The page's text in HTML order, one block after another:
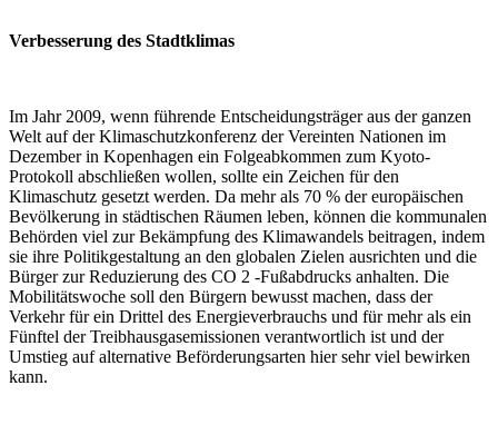
Verbesserung des Stadtklimas
Im Jahr 2009, wenn führende Entscheidungsträger aus der ganzen
Welt auf der Klimaschutzkonferenz der Vereinten Nationen im
Dezember in Kopenhagen ein Folgeabkommen zum Kyoto-
Protokoll abschließen wollen, sollte ein Zeichen für den
Klimaschutz gesetzt werden. Da mehr als 70 % der europäischen
Bevölkerung in städtischen Räumen leben, können die kommunalen
Behörden viel zur Bekämpfung des Klimawandels beitragen, indem
sie ihre Politikgestaltung an den globalen Zielen ausrichten und die
Bürger zur Reduzierung des CO 2 -Fußabdrucks anhalten. Die
Mobilitätswoche soll den Bürgern bewusst machen, dass der
Verkehr für ein Drittel des Energieverbrauchs und für mehr als ein
Fünftel der Treibhausgasemissionen verantwortlich ist und der
Umstieg auf alternative Beförderungsarten hier sehr viel bewirken
kann.